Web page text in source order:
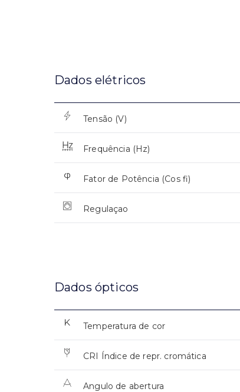
Dados elétricos
Tensão (V)
Frequência (Hz)
Fator de Potência (Cos fi)
Regulaçao
Dados ópticos
Temperatura de cor
CRI Índice de repr. cromática
Angulo de abertura